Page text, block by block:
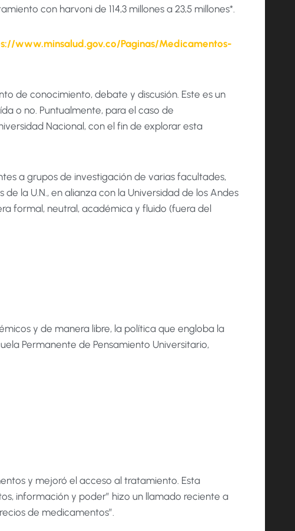
con harvoni de 114,3 millones a 23,5 millones*.
www.minsalud.gov.co/Paginas/Medicamentos-
de conocimiento, debate y discusión. Este es un
o no. Puntualmente, para el caso de
Nacional, con el fin de explorar esta
a grupos de investigación de varias facultades,
la U.N., en alianza con la Universidad de los Andes
formal, neutral, académica y fluido (fuera del
y de manera libre, la política que engloba la
Permanente de Pensamiento Universitario,
y mejoró el acceso al tratamiento. Esta
información y poder” hizo un llamado reciente a
de medicamentos”.